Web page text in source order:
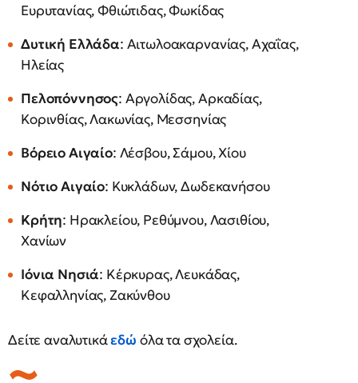
Ευρυτανίας, Φθιώτιδας, Φωκίδας
Δυτική Ελλάδα: Αιτωλοακαρνανίας, Αχαΐας,
Ηλείας
Πελοπόννησος: Αργολίδας, Αρκαδίας,
Κορινθίας, Λακωνίας, Μεσσηνίας
Βόρειο Αιγαίο: Λέσβου, Σάμου, Χίου
Νότιο Αιγαίο: Κυκλάδων, Δωδεκανήσου
Κρήτη: Ηρακλείου, Ρεθύμνου, Λασιθίου,
Χανίων
Ιόνια Νησιά: Κέρκυρας, Λευκάδας,
Κεφαλληνίας, Ζακύνθου
Δείτε αναλυτικάεδώ όλα τα σχολεία.